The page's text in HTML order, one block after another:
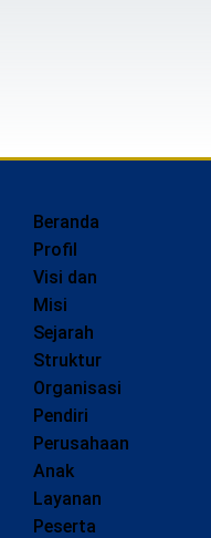
Beranda
Profil
Visi dan
Misi
Sejarah
Struktur
Organisasi
Pendiri
Perusahaan
Anak
Layanan
Peserta